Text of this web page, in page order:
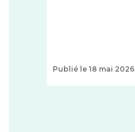
Publié le 18 mai 2026